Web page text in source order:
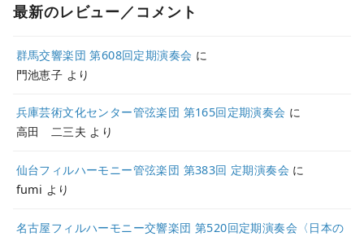
最新のレビュー／コメント
群馬交響楽団 第608回定期演奏会 に
門池恵子 より
兵庫芸術文化センター管弦楽団 第165回定期演奏会 に
高田 二三夫 より
仙台フィルハーモニー管弦楽団 第383回 定期演奏会 に
fumi より
名古屋フィルハーモニー交響楽団 第520回定期演奏会〈日本の